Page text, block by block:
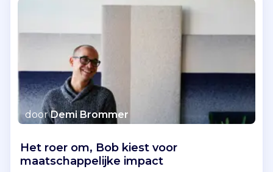
doorDemi Brommer
Het roer om, Bob kiest voor
maatschappelijke impact